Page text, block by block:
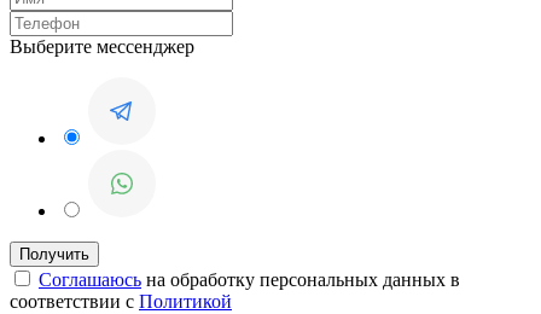
Выберите мессенджер
Соглашаюсь на обработку персональных данных в
соответствии с Политикой